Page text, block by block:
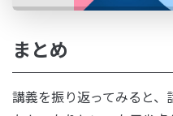
まとめ
講義を振り返ってみると、